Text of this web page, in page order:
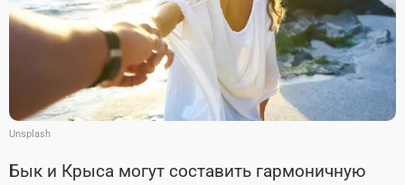
Unsplash
Бык и Крыса могут составить гармоничную